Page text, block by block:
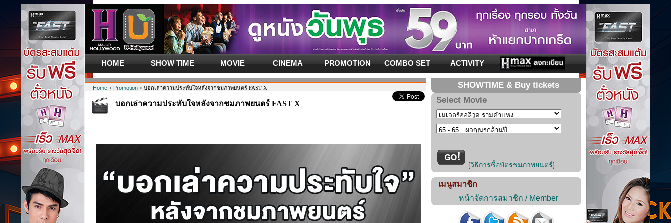
HOME SHOW TIME MOVIE CINEMA PROMOTION COMBO SET ACTIVITY
Home> Promotion> บอกเล่าความประทับใจหลังจากชมภาพยนตร์ FAST X
บอกเล่าความประทับใจหลังจากชมภาพยนตร์ FAST X
SHOWTIME & Buy tickets
Select Movie
[วิธีการซื้อบัตรชมภาพยนตร์]
เมนูสมาชิก
หน้าจัดการสมาชิก / Member